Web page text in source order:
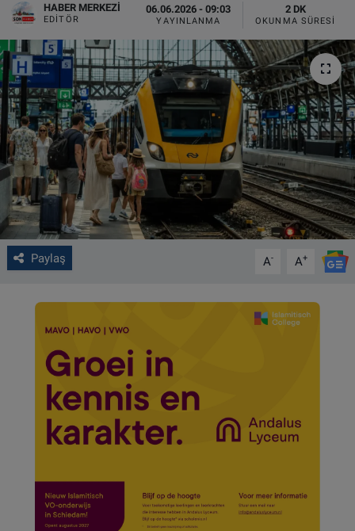
HABER MERKEZI
EDITÖR
06.06.2026 - 09:03
YAYINLANMA
2 DK
OKUNMA SÜRESI
Paylaş A- A+
FOTO GALERİ
VIDEO GALERİ
ALGEMENE VOORWAARDEN
CONTACT
Çerez Politikası